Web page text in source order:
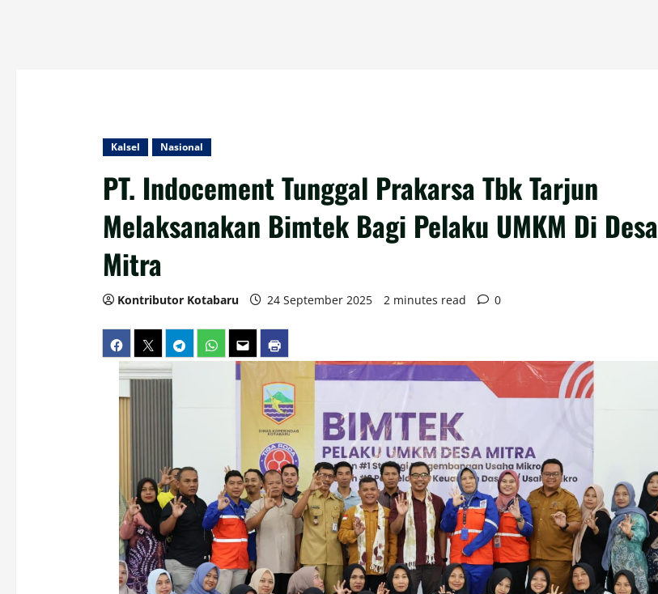
Kalsel Nasional
PT. Indocement Tunggal Prakarsa Tbk Tarjun
Melaksanakan Bimtek Bagi Pelaku UMKM Di Desa
Mitra
Kontributor Kotabaru 24 September 2025 2 minutes read 0